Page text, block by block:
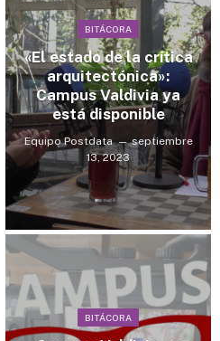
BITÁCORA
«El estado de la crítica
arquitectónica»:
Campus Valdivia ya
está disponible
Equipo Postdata
septiembre
13, 2023
BITÁCORA